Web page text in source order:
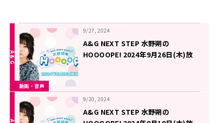
動画・音声
9/27, 2024
A&G NEXT STEP 水野朔の
HOOOOPE! 2024年9月26日(木)放
9/20, 2024
A&G NEXT STEP 水野朔の